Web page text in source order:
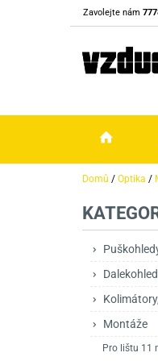
Zavolejte nám
Domů / Optika /
Montáže
Pro lištu 11